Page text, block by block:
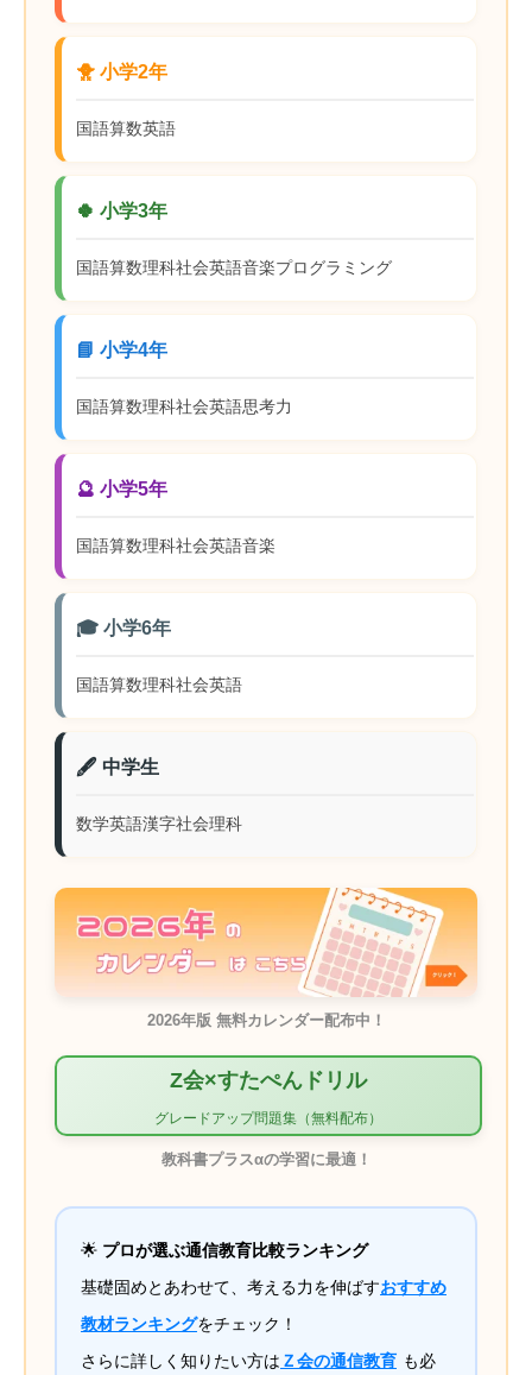
🐥 小学2年
国語算数英語
🍀 小学3年
国語算数理科社会英語音楽プログラミング
📘 小学4年
国語算数理科社会英語思考力
🔮 小学5年
国語算数理科社会英語音楽
🎓 小学6年
国語算数理科社会英語
🖋️ 中学生
数学英語漢字社会理科
2026年版 無料カレンダー配布中！
Z会×すたぺんドリル
グレードアップ問題集（無料配布）
教科書プラスαの学習に最適！
🌟 プロが選ぶ通信教育比較ランキング
基礎固めとあわせて、考える力を伸ばすおすすめ
教材ランキングをチェック！
さらに詳しく知りたい方は Ｚ会の通信教育 も必